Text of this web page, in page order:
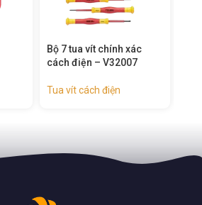
Bộ 7 tua vít chính xác
cách điện – V32007
Tua vít cách điện
Tua vít Torx
chính xác –